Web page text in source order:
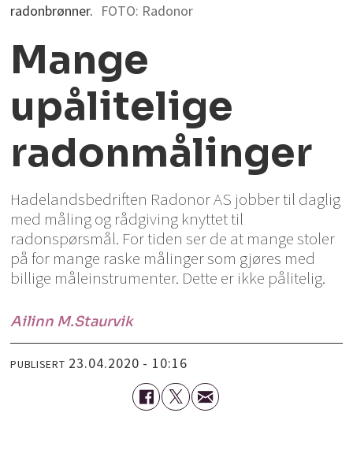
radonbrønner. FOTO: Radonor
Mange
upålitelige
radonmålinger
Hadelandsbedriften Radonor AS jobber til daglig
med måling og rådgiving knyttet til
radonspørsmål. For tiden ser de at mange stoler
på for mange raske målinger som gjøres med
billige måleinstrumenter. Dette er ikke pålitelig.
Ailinn M.Staurvik
PUBLISERT 23.04.2020 - 10:16